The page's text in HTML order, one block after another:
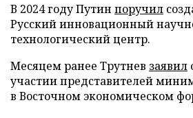
В 2024 году Путин поручил
Русский инновационный
технологический центр.
Месяцем ранее Трутнев заявил
участии представителей
в Восточном экономическом